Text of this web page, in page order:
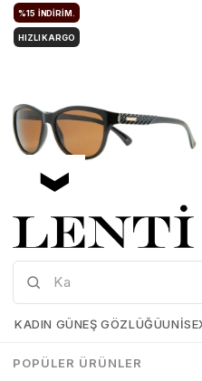
Mia-Maria-OF127-C2-56
%15 İNDIRIM.
HIZLI KARGO
KADIN GÜNEŞ GÖZLÜĞÜ
POPÜLER ÜRÜNLER